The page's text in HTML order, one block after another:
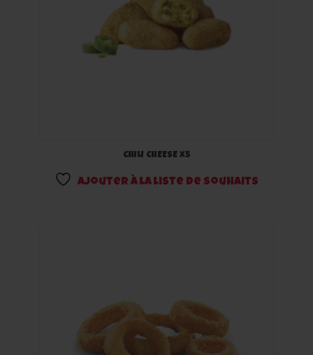
CHILI CHEESE x5
Ajouter à la liste de souhaits